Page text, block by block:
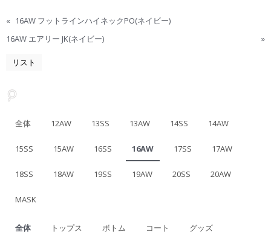
« 16AW フットラインハイネックPO(ネイビー)
16AW エアリー JK(ネイビー)
»
リスト
全体 12AW 13SS 13AW 14SS 14AW
15SS 15AW 16SS 16AW 17SS 17AW
18SS 18AW 19SS 19AW 20SS 20AW
MASK
全体 トップス ボトム コート グッズ